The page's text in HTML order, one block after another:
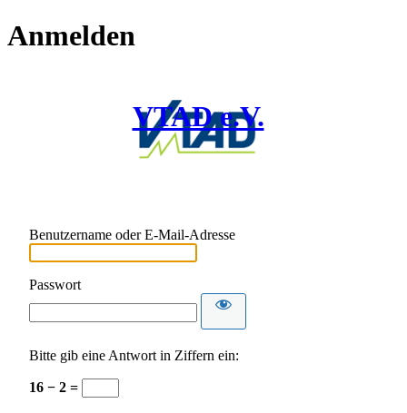
Anmelden
VTAD e.V.
Benutzername oder E-Mail-Adresse
Passwort
Bitte gib eine Antwort in Ziffern ein:
16 − 2 =